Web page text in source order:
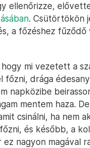
ellenőrizze,
. Csütörtökön
a főzéshez fűződő
mi vezetett a
főzni, drága
napközibe
mentem haza.
csinálni, ha nem
és később, a
ez nagyon magával